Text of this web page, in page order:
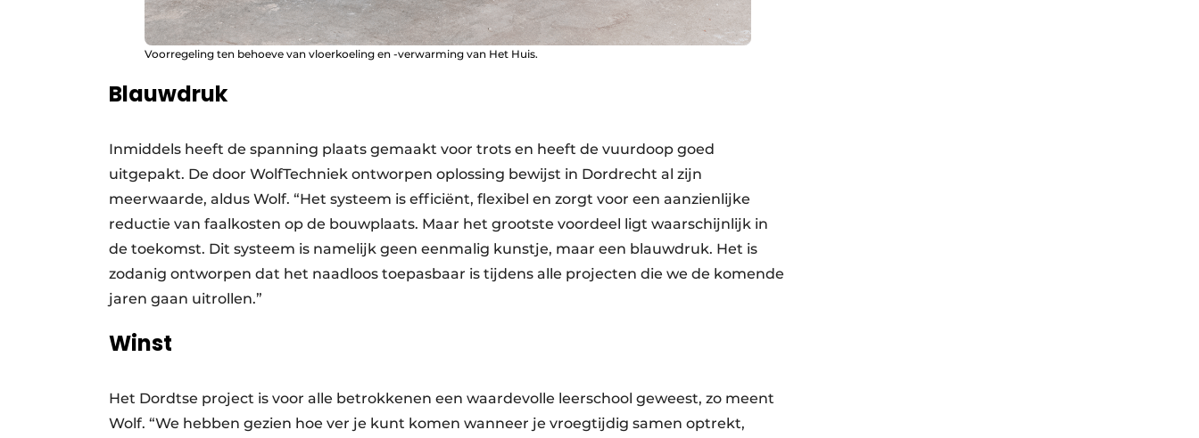
Voorregeling ten behoeve van vloerkoeling en -verwarming van Het Huis.
Blauwdruk
Inmiddels heeft de spanning plaats gemaakt voor trots en heeft de vuurdoop goed
uitgepakt. De door WolfTechniek ontworpen oplossing bewijst in Dordrecht al zijn
meerwaarde, aldus Wolf. “Het systeem is efficiënt, flexibel en zorgt voor een aanzienlijke
reductie van faalkosten op de bouwplaats. Maar het grootste voordeel ligt waarschijnlijk in
de toekomst. Dit systeem is namelijk geen eenmalig kunstje, maar een blauwdruk. Het is
zodanig ontworpen dat het naadloos toepasbaar is tijdens alle projecten die we de komende
jaren gaan uitrollen.”
Winst
Het Dordtse project is voor alle betrokkenen een waardevolle leerschool geweest, zo meent
Wolf. “We hebben gezien hoe ver je kunt komen wanneer je vroegtijdig samen optrekt,